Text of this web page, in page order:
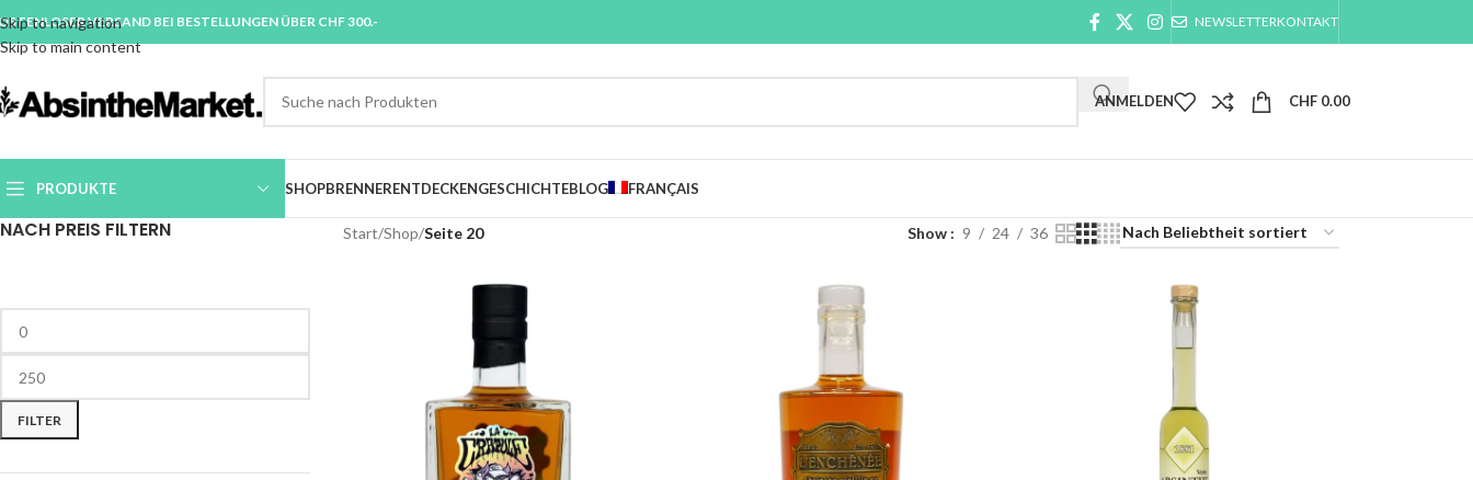
Skip to navigation
Skip to main content
VERSAND BEI BESTELLUNGEN ÜBER CHF 300.- NEWSLETTERKONTAKT
ANMELDEN CHF 0.00
PRODUKTE SHOPBRENNERENTDECKENGESCHICHTEBLOG FRANÇAIS
NACH PREIS FILTERN
FILTER
Start/Shop/Seite 20 Show 9 24 36